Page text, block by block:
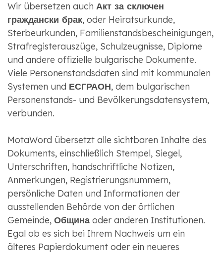
Wir übersetzen auch Акт за сключен
граждански брак, oder Heiratsurkunde,
Sterbeurkunden, Familienstandsbescheinigungen,
Strafregisterauszüge, Schulzeugnisse, Diplome
und andere offizielle bulgarische Dokumente.
Viele Personenstandsdaten sind mit kommunalen
Systemen und ЕСГРАОН, dem bulgarischen
Personenstands- und Bevölkerungsdatensystem,
verbunden.
MotaWord übersetzt alle sichtbaren Inhalte des
Dokuments, einschließlich Stempel, Siegel,
Unterschriften, handschriftliche Notizen,
Anmerkungen, Registrierungsnummern,
persönliche Daten und Informationen der
ausstellenden Behörde von der örtlichen
Gemeinde, Общинаoder anderen Institutionen.
Egal ob es sich bei Ihrem Nachweis um ein
älteres Papierdokument oder ein neueres